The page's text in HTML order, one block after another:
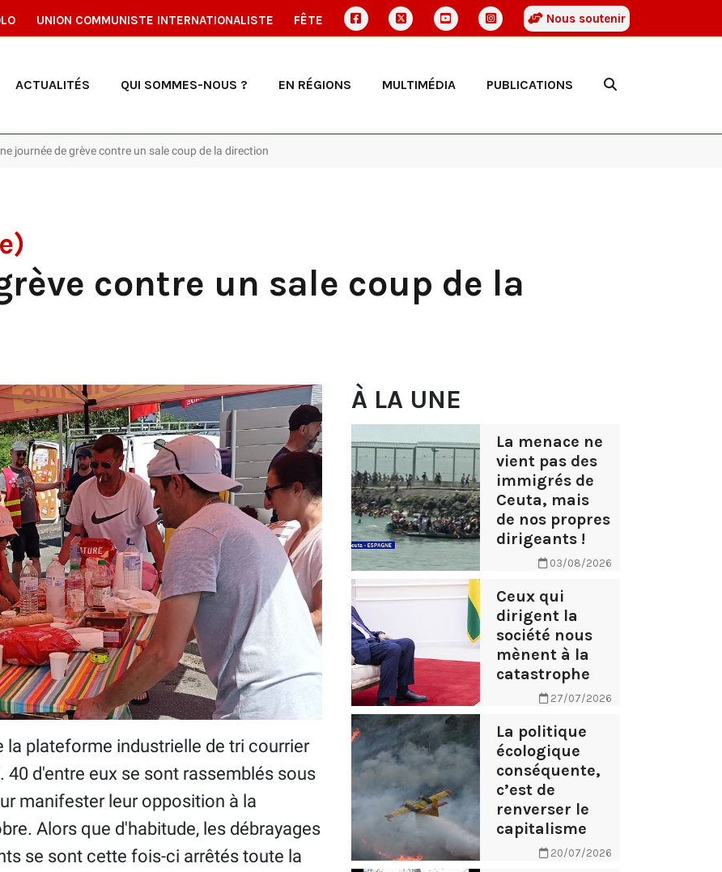
UNION COMMUNISTE INTERNATIONALISTE FÊTE Nous soutenir
ACTUALITÉS QUI SOMMES-NOUS ? EN RÉGIONS MULTIMÉDIA PUBLICATIONS
journée de grève contre un sale coup de la direction
contre un sale coup de la
la plateforme industrielle de tri courrier
d'entre eux se sont rassemblés sous
manifester leur opposition à la
Alors que d'habitude, les débrayages
se sont cette fois-ci arrêtés toute la
À LA UNE
La menace ne
vient pas des
immigrés de
Ceuta, mais
de nos propres
dirigeants !
03/08/2026
Ceux qui
dirigent la
société nous
mènent à la
catastrophe
27/07/2026
La politique
écologique
conséquente,
c’est de
renverser le
capitalisme
20/07/2026